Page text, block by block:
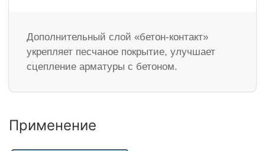
Дополнительный слой «бетон-контакт»
укрепляет песчаное покрытие, улучшает
сцепление арматуры с бетоном.
Применение